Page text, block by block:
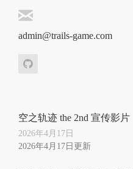
admin@trails-game.com
空之轨迹 the 2nd 宣传影片
2026年4月17日
2026年4月17日更新